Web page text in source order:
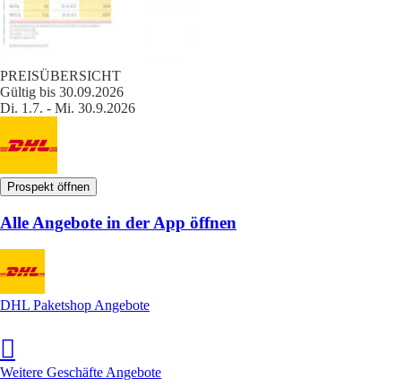
PREISÜBERSICHT
Gültig bis 30.09.2026
Di. 1.7. - Mi. 30.9.2026
Prospekt öffnen
Alle Angebote in der App öffnen
DHL Paketshop Angebote
Weitere Geschäfte Angebote